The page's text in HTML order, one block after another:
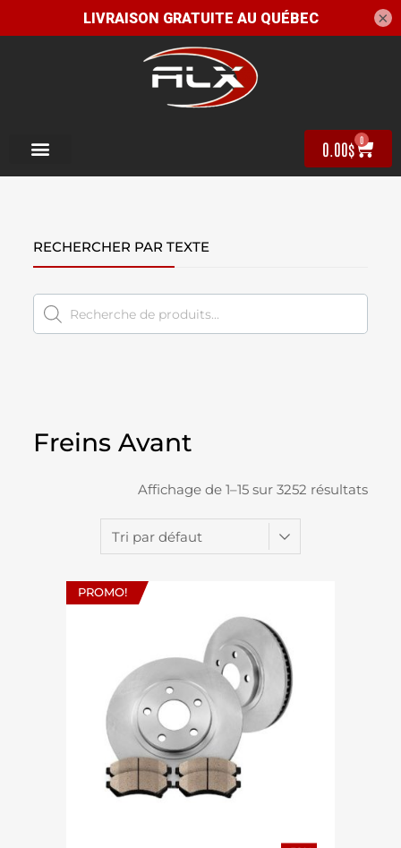
0.00$ 0
Freins Avant
Affichage de 1–15 sur 3252 résultats
PROMO!
RECHERCHER PAR TEXTE
×